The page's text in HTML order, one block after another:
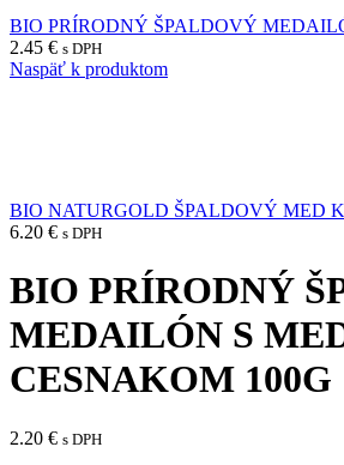
BIO PRÍRODNÝ ŠPALDOVÝ
2.45 € s DPH
Naspäť k produktom
BIO NATURGOLD ŠPALDOVÝ MED
6.20 € s DPH
BIO PRÍRODNÝ
MEDAILÓN S
CESNAKOM 100G
2.20 € s DPH